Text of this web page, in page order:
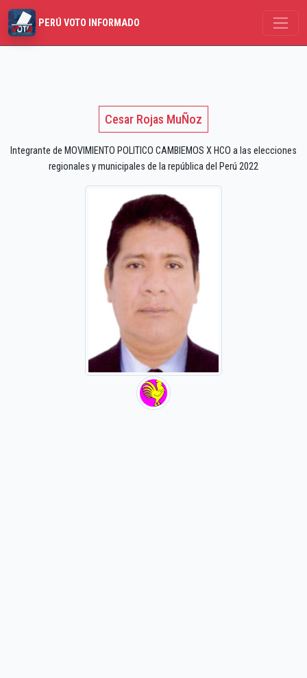
PERÚ VOTO INFORMADO
Cesar Rojas MuÑoz
Integrante de MOVIMIENTO POLITICO CAMBIEMOS X HCO a las elecciones
regionales y municipales de la república del Perú 2022